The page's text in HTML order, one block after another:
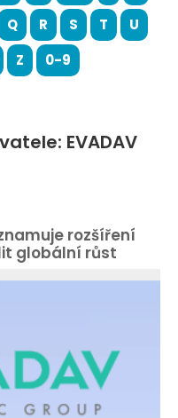
Q R S T
U
Z 0-9
EVADAV
rozšíření
globální růst